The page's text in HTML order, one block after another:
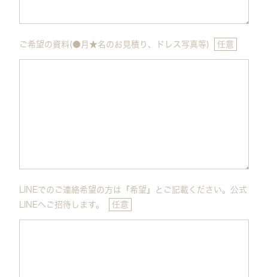
ご希望の資料(●月★名のお見積り、ドレス写真等) 任意
LINEでのご連絡希望の方は『希望』とご記載ください。公式
LINEへご招待します。
任意